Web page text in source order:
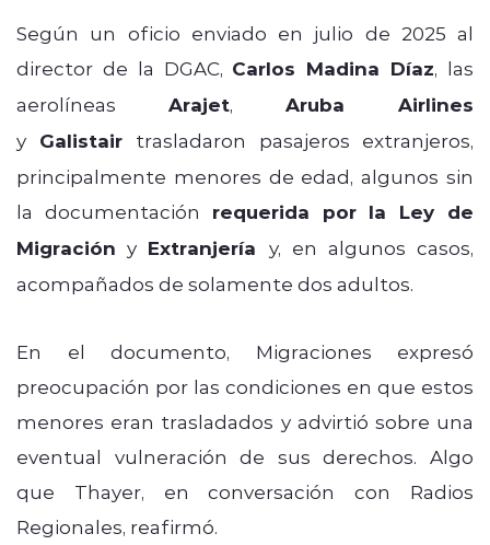
Según un oficio enviado en julio de 2025 al
director de la DGAC, Carlos Madina Díaz, las
aerolíneas Arajet, Aruba Airlines
y Galistair trasladaron pasajeros extranjeros,
principalmente menores de edad, algunos sin
la documentación requerida por la Ley de
Migración y Extranjería y, en algunos casos,
acompañados de solamente dos adultos.
En el documento, Migraciones expresó
preocupación por las condiciones en que estos
menores eran trasladados y advirtió sobre una
eventual vulneración de sus derechos. Algo
que Thayer, en conversación con Radios
Regionales, reafirmó.